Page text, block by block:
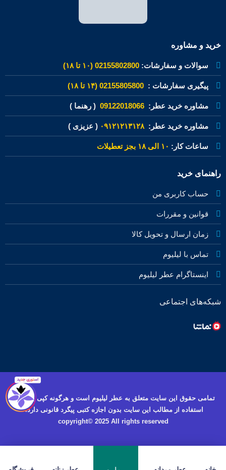
خرید و مشاوره
سوالات و سفارشات: 02155802800 (۱۰ تا ۱۸)
پیگیری سفارشات : 02155805800 (۱۴ تا ۱۸)
مشاوره خرید عطر: 09122018066 ( رهنما )
مشاوره خرید عطر:۰۹۱۲۱۲۱۳۱۲۸ ( عزیزی )
ساعات کار: ۱۰ الی ۱۸ بجز تعطیلات
راهنمای خرید
حساب کاربری من
قوانین و مقررات
زمان ارسال و تحویل کالا
تماس با لیلیوم
اینستاگرام عطر لیلیوم
شبکه‌های اجتماعی
تمامی حقوق این سایت متعلق به عطر لیلیوم است و هرگونه کپی برداری و
استفاده از مطالب این سایت بدون اجازه کتبی پیگرد قانونی دارد.
copyright© 2025 All rights reserved